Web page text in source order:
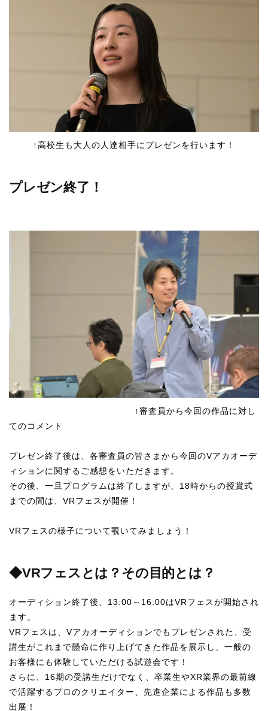
↑高校生も大人の人達相手にプレゼンを行います！
プレゼン終了！
↑審査員から今回の作品に対し
てのコメント
プレゼン終了後は、各審査員の皆さまから今回のVアカオーデ
ィションに関するご感想をいただきます。
その後、一旦プログラムは終了しますが、18時からの授賞式
までの間は、VRフェスが開催！
VRフェスの様子について覗いてみましょう！
◆VRフェスとは？その目的とは？
オーディション終了後、13:00～16:00はVRフェスが開始され
ます。
VRフェスは、Vアカオーディションでもプレゼンされた、受
講生がこれまで懸命に作り上げてきた作品を展示し、一般の
お客様にも体験していただける試遊会です！
さらに、16期の受講生だけでなく、卒業生やXR業界の最前線
で活躍するプロのクリエイター、先進企業による作品も多数
出展！